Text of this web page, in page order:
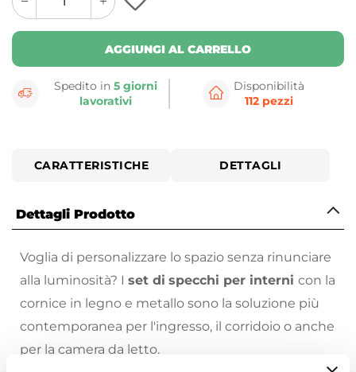
button
minus
button
AGGIUNGI AL CARRELLO
Spedito in5 giorni
lavorativi
Disponibilità
112 pezzi
CARATTERISTICHE DETTAGLI
Dettagli Prodotto
Voglia di personalizzare lo spazio senza rinunciare
alla luminosità? I set di specchi per interni con la
cornice in legno e metallo sono la soluzione più
contemporanea per l'ingresso, il corridoio o anche
per la camera da letto.